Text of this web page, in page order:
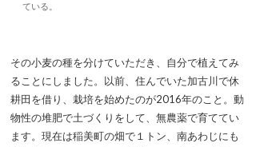
ている。
その小麦の種を分けていただき、自分で植えてみ
ることにしました。以前、住んでいた加古川で休
耕田を借り、栽培を始めたのが2016年のこと。動
物性の堆肥で土づくりをして、無農薬で育ててい
ます。現在は稲美町の畑で１トン、南あわじにも